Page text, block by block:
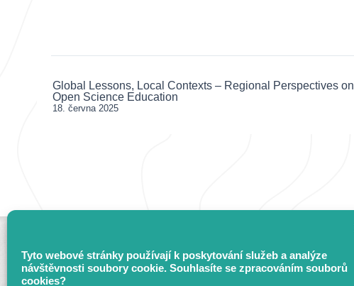
Tyto webové stránky používají k poskytování služeb a analýze
návštěvnosti soubory cookie. Souhlasíte se zpracováním souborů
cookies?
Post
navigation
Global Lessons, Local Contexts – Regional Perspectives on
Open Science Education
18. června 2025